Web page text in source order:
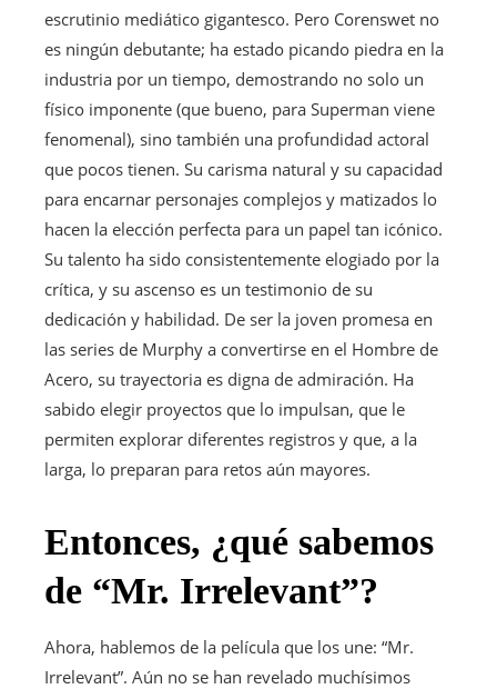
escrutinio mediático gigantesco. Pero Corenswet no
es ningún debutante; ha estado picando piedra en la
industria por un tiempo, demostrando no solo un
físico imponente (que bueno, para Superman viene
fenomenal), sino también una profundidad actoral
que pocos tienen. Su carisma natural y su capacidad
para encarnar personajes complejos y matizados lo
hacen la elección perfecta para un papel tan icónico.
Su talento ha sido consistentemente elogiado por la
crítica, y su ascenso es un testimonio de su
dedicación y habilidad. De ser la joven promesa en
las series de Murphy a convertirse en el Hombre de
Acero, su trayectoria es digna de admiración. Ha
sabido elegir proyectos que lo impulsan, que le
permiten explorar diferentes registros y que, a la
larga, lo preparan para retos aún mayores.
Entonces, ¿qué sabemos
de “Mr. Irrelevant”?
Ahora, hablemos de la película que los une: “Mr.
Irrelevant”. Aún no se han revelado muchísimos